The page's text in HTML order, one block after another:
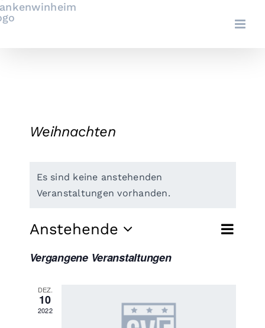
Zum
Inhalt
Weihnachten
Es sind keine anstehenden
Veranstaltungen vorhanden.
Suche
Liste
Anstehende
wählen.
Vergangene Veranstaltungen
DEZ.
10
2022